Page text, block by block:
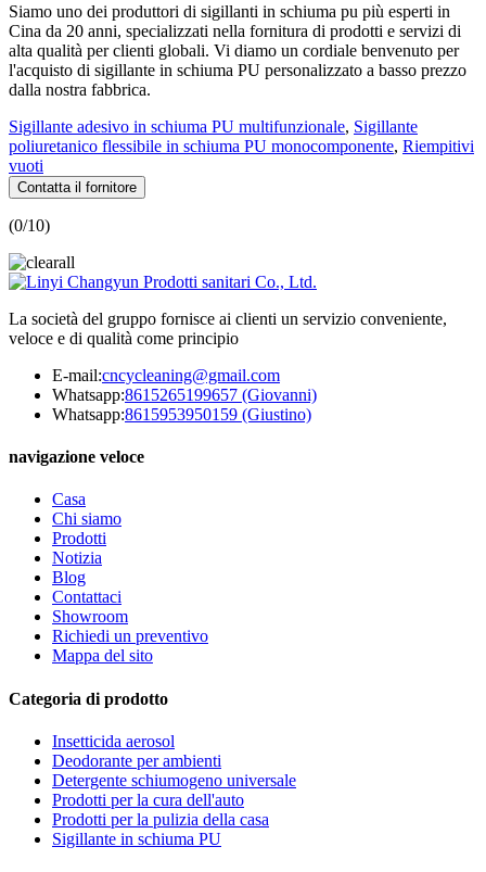
Siamo uno dei produttori di sigillanti in schiuma pu più esperti in
Cina da 20 anni, specializzati nella fornitura di prodotti e servizi di
alta qualità per clienti globali. Vi diamo un cordiale benvenuto per
l'acquisto di sigillante in schiuma PU personalizzato a basso prezzo
dalla nostra fabbrica.
Sigillante adesivo in schiuma PU multifunzionale, Sigillante
poliuretanico flessibile in schiuma PU monocomponente, Riempitivi
vuoti
Contatta il fornitore
(0/10)
La società del gruppo fornisce ai clienti un servizio conveniente,
veloce e di qualità come principio
E-mail:cncycleaning@gmail.com
Whatsapp:8615265199657 (Giovanni)
Whatsapp:8615953950159 (Giustino)
navigazione veloce
Casa
Chi siamo
Prodotti
Notizia
Blog
Contattaci
Showroom
Richiedi un preventivo
Mappa del sito
Categoria di prodotto
Insetticida aerosol
Deodorante per ambienti
Detergente schiumogeno universale
Prodotti per la cura dell'auto
Prodotti per la pulizia della casa
Sigillante in schiuma PU